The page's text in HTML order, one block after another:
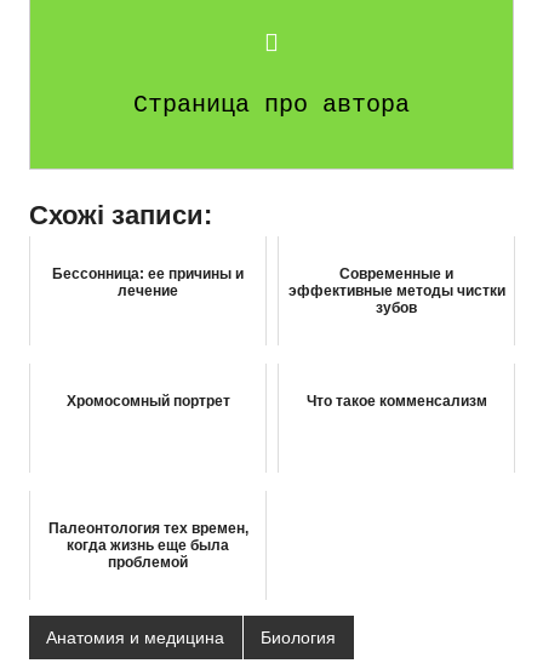
Страница про автора
Схожі записи:
Бессонница: ее причины и
лечение
Современные и
эффективные методы чистки
зубов
Хромосомный портрет Что такое комменсализм
Палеонтология тех времен,
когда жизнь еще была
проблемой
Анатомия и медицина Биология